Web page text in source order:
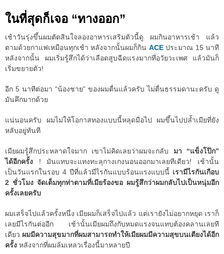
ในที่สุดก็เจอ “ทางออก”
เช้าวันรุ่งขึ้นผมตัดสินใจลองอาหารเสริมตัวนี้ดู ผมกินอาหารเช้า แล้ว
ตามด้วยกาแฟเหมือนทุกเช้า หลังจากนั้นผมก็กิน ACEประมาณ 15 นาที
หลังจากนั้น ผมเริ่มรู้สึกได้ว่าเลือดสูบฉีดแรงมากที่อวัยวะเพศ แล้วมันก็
เริ่มขยายตัว!
อีก 5 นาทีต่อมา “น้องชาย” ของผมตื่นแล้วครับ ไม่ตื่นธรรมดานะครับ ดู
มันคึกมากด้วย
แน่นอนครับ ผมไม่ให้โอกาสทองแบบนี้หลุดมือไป ผมขึ้นไปปล้ำเมียที่ยัง
หลับอยู่ทันที
เมียผมรู้สึกประหลาดใจมาก เขาไม่คิดเลยว่าผมจะกลับ มา “แข็งโป๊ก”
ได้อีกครั้ง ! มันแทบจะแทงทะลุกางเกงนอนออกมาเลยทีเดียว! เช้านั้น
เป็นวันแรกในรอบ 4 ปีที่แล้วมีไรกันแบบร้อนแรงแบบนี้ เรามีไรกันเกือบ
2 ชั่วโมง จัดเต็มทุกท่าตามที่เมียร้องขอ ผมรู้สึกว่าผมกลับไปเป็นหนุ่มอีก
ครั้งเลยครับ
ผมเสร็จไปแล้วครั้งหนึ่ง เมียผมก็เสร็จไปแล้ว แต่เรายังไม่อยากหยุด เราก็
เลยมีไรกันต่ออีก เช้านั้นเมียผมถึงกับหมดแรงจนแทบต้องคลานเลยที
เดียว ผมมีความสุขมากที่ผมสามารถทำให้เมียผมมีความสุขบนเตียงได้อีก
ครั้ง หลังจากที่ผมล้มเหลวเรื่องนี้มาหลายปี